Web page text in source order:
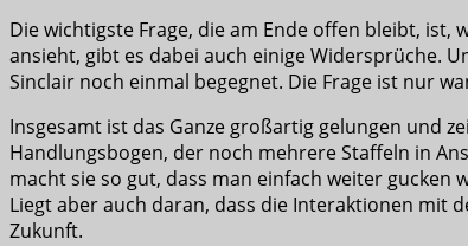
Die wichtigste Frage, die am Ende offen bleibt,
ansieht, gibt es dabei auch einige Widersprüche.
Sinclair noch einmal begegnet. Die Frage ist nur
Insgesamt ist das Ganze großartig gelungen und
Handlungsbogen, der noch mehrere Staffeln in
macht sie so gut, dass man einfach weiter
Liegt aber auch daran, dass die Interaktionen mit
Zukunft.